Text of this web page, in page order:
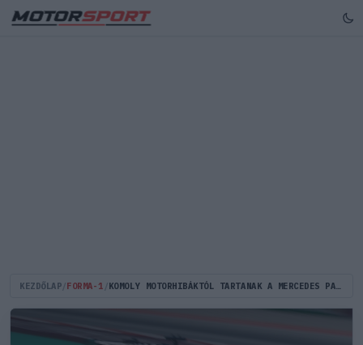
KEZDŐLAP FORMA-1 KOMOLY MOTORHIBÁKTÓL TARTANAK A MERCEDES PARTNEREI AUSZTRIÁBAN